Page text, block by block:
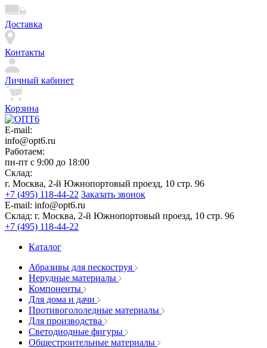
Доставка
Контакты
Личный кабинет
Корзина
E-mail:
info@opt6.ru
Работаем:
пн-пт с 9:00 до 18:00
Склад:
г. Москва, 2-й Южнопортовый проезд, 10 стр. 96
+7 (495) 118-44-22 Заказать звонок
E-mail: info@opt6.ru
Склад: г. Москва, 2-й Южнопортовый проезд, 10 стр. 96
+7 (495) 118-44-22
Каталог
Абразивы для пескоструя
Нерудные материалы
Компоненты
Для дома и дачи
Противогололедные материалы
Для производства
Светодиодные фигуры
Общестроительные материалы